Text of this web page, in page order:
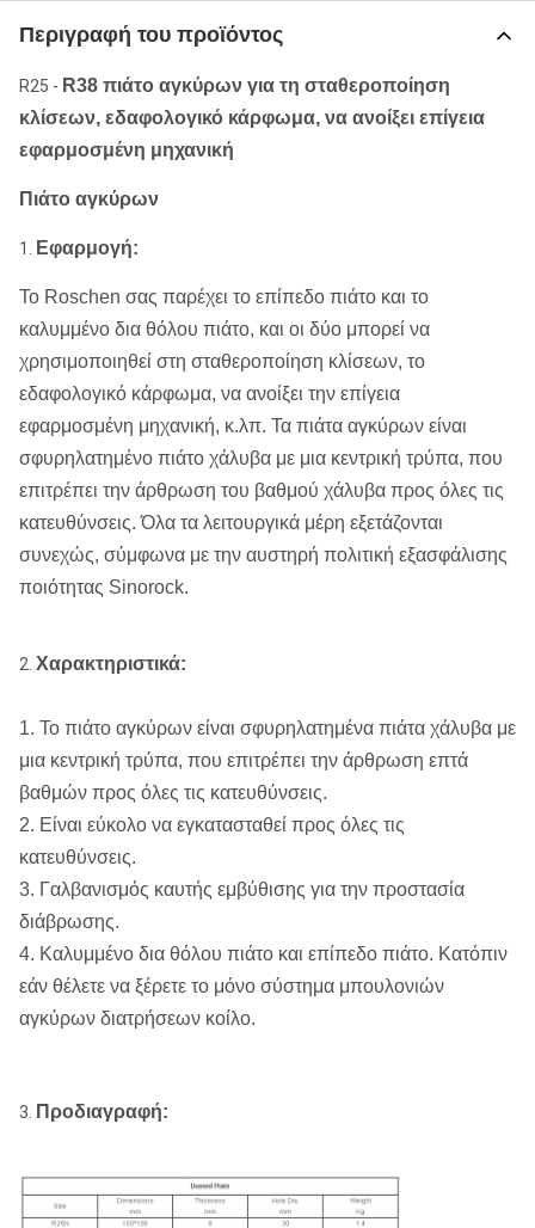
Περιγραφή του προϊόντος
R25 - R38 πιάτο αγκύρων για τη σταθεροποίηση
κλίσεων, εδαφολογικό κάρφωμα, να ανοίξει επίγεια
εφαρμοσμένη μηχανική
Πιάτο αγκύρων
1. Εφαρμογή:
Το Roschen σας παρέχει το επίπεδο πιάτο και το
καλυμμένο δια θόλου πιάτο, και οι δύο μπορεί να
χρησιμοποιηθεί στη σταθεροποίηση κλίσεων, το
εδαφολογικό κάρφωμα, να ανοίξει την επίγεια
εφαρμοσμένη μηχανική, κ.λπ. Τα πιάτα αγκύρων είναι
σφυρηλατημένο πιάτο χάλυβα με μια κεντρική τρύπα, που
επιτρέπει την άρθρωση του βαθμού χάλυβα προς όλες τις
κατευθύνσεις. Όλα τα λειτουργικά μέρη εξετάζονται
συνεχώς, σύμφωνα με την αυστηρή πολιτική εξασφάλισης
ποιότητας Sinorock.
2. Χαρακτηριστικά:
1. Το πιάτο αγκύρων είναι σφυρηλατημένα πιάτα χάλυβα με
μια κεντρική τρύπα, που επιτρέπει την άρθρωση επτά
βαθμών προς όλες τις κατευθύνσεις.
2. Είναι εύκολο να εγκατασταθεί προς όλες τις
κατευθύνσεις.
3. Γαλβανισμός καυτής εμβύθισης για την προστασία
διάβρωσης.
4. Καλυμμένο δια θόλου πιάτο και επίπεδο πιάτο. Κατόπιν
εάν θέλετε να ξέρετε το μόνο σύστημα μπουλονιών
αγκύρων διατρήσεων κοίλο.
3. Προδιαγραφή: